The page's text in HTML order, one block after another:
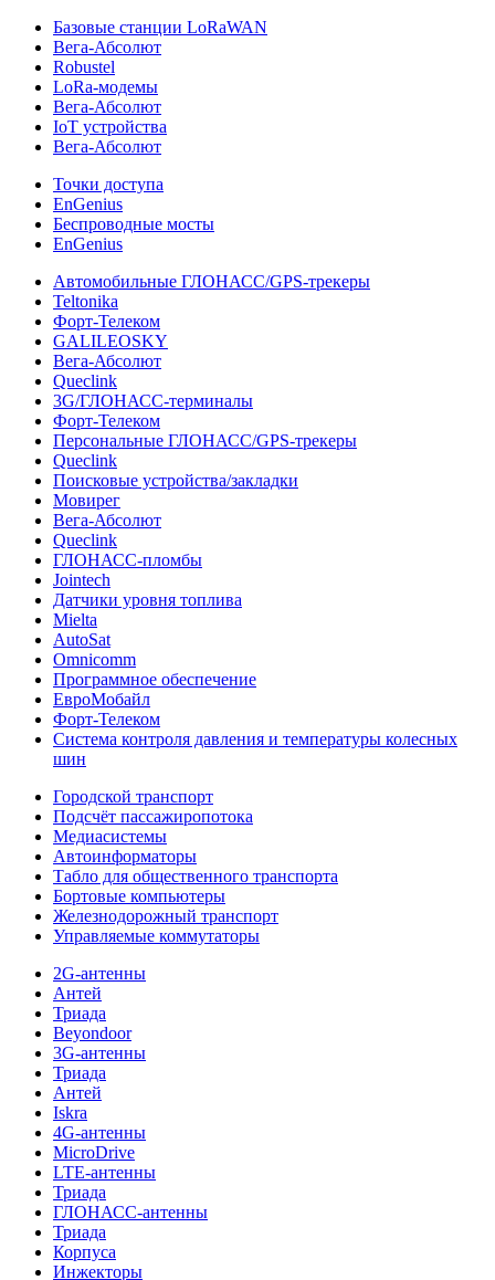
Базовые станции LoRaWAN
Вега-Абсолют
Robustel
LoRa-модемы
Вега-Абсолют
IoT устройства
Вега-Абсолют
Точки доступа
EnGenius
Беспроводные мосты
EnGenius
Автомобильные ГЛОНАСС/GPS-трекеры
Teltonika
Форт-Телеком
GALILEOSKY
Вега-Абсолют
Queclink
3G/ГЛОНАСС-терминалы
Форт-Телеком
Персональные ГЛОНАСС/GPS-трекеры
Queclink
Поисковые устройства/закладки
Мовирег
Вега-Абсолют
Queclink
ГЛОНАСС-пломбы
Jointech
Датчики уровня топлива
Mielta
AutoSat
Omnicomm
Программное обеспечение
ЕвроМобайл
Форт-Телеком
Система контроля давления и температуры колесных
шин
Городской транспорт
Подсчёт пассажиропотока
Медиасистемы
Автоинформаторы
Табло для общественного транспорта
Бортовые компьютеры
Железнодорожный транспорт
Управляемые коммутаторы
2G-антенны
Антей
Триада
Beyondoor
3G-антенны
Триада
Антей
Iskra
4G-антенны
MicroDrive
LTE-антенны
Триада
ГЛОНАСС-антенны
Триада
Корпуса
Инжекторы